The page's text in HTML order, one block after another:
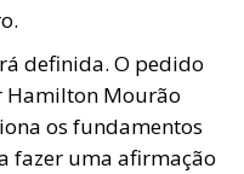
definida. O pedido
Hamilton Mourão
os fundamentos
fazer uma afirmação